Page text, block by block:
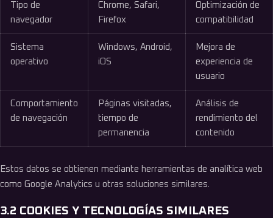
Tipo de
navegador
Chrome, Safari,
Firefox
Optimización de
compatibilidad
Sistema
operativo
Windows, Android,
iOS
Mejora de
experiencia de
usuario
Comportamiento
de navegación
Páginas visitadas,
tiempo de
permanencia
Análisis de
rendimiento del
contenido
Estos datos se obtienen mediante herramientas de analítica web
como Google Analytics u otras soluciones similares.
3.2 COOKIES Y TECNOLOGÍAS SIMILARES